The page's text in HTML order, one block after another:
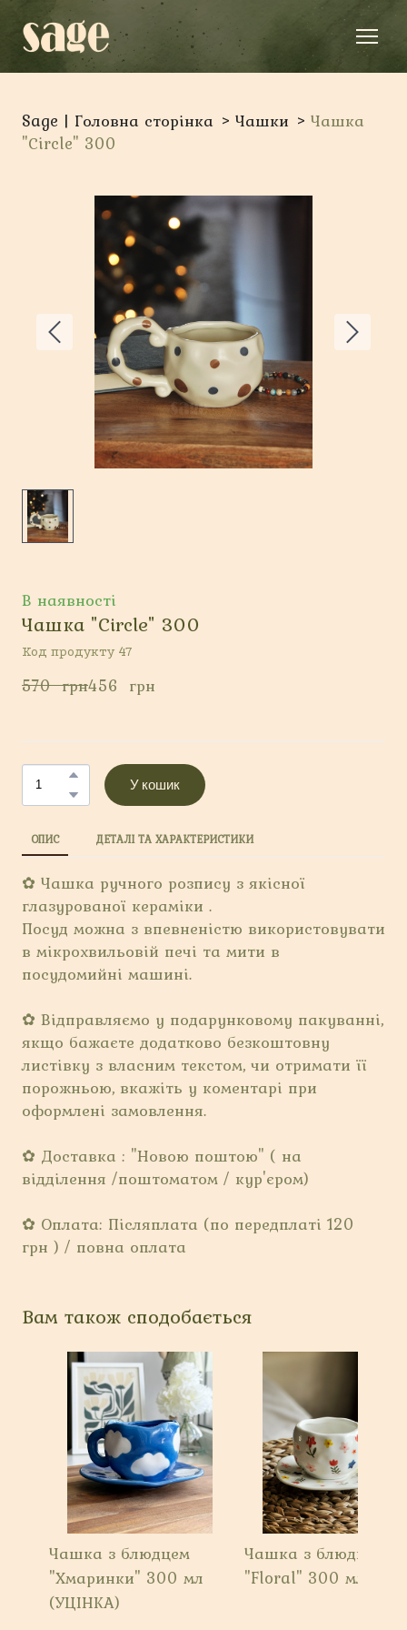
Sage | Головна сторінка Чашки
Чашка
"Сircle" 300
В наявності
Чашка "Сircle" 300
Код продукту 47
570  грн456  грн
У кошик
ОПИС ДЕТАЛІ ТА ХАРАКТЕРИСТИКИ
✿ Чашка ручного розпису з якісної
глазурованої кераміки .
Посуд можна з впевненістю використовувати
в мікрохвильовій печі та мити в
посудомийні машині.
✿ Відправляємо у подарунковому пакуванні,
якщо бажаєте додатково безкоштовну
листівку з власним текстом, чи отримати її
порожньою, вкажіть у коментарі при
оформлені замовлення.
✿ Доставка : "Новою поштою" ( на
відділення /поштоматом / кур'єром)
✿ Оплата: Післяплата (по передплаті 120
грн ) / повна оплата
Вам також сподобається
Чашка з блюдцем
"Хмаринки" 300 мл
(УЦІНКА)
Чашка з блюдцем
"Floral" 300 мл